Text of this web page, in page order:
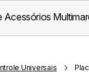
Acessórios
Universais